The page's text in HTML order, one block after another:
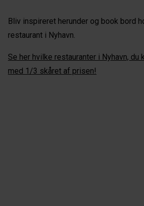
Bliv inspireret herunder og book bord
restaurant i Nyhavn.
Se her hvilke restauranter i Nyhavn, du
med 1/3 skåret af prisen!